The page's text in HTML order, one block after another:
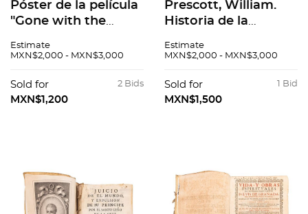
Póster de la película
"Gone with the
viento se llevo).
Estimate
MXN$2,000 - MXN$3,000
2 Bids
Sold for
MXN$1,200
Prescott, William.
Historia de la
México. México:
Cumplido, 1844.
Tomo I.
Estimate
MXN$2,000 - MXN$3,000
1 Bid
Sold for
MXN$1,500